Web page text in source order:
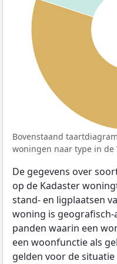
Bovenstaand
woningen naar type in de
De gegevens over
op de Kadaster
stand- en ligplaatsen
woning is
panden waarin een
een woonfunctie als
gelden voor de situatie